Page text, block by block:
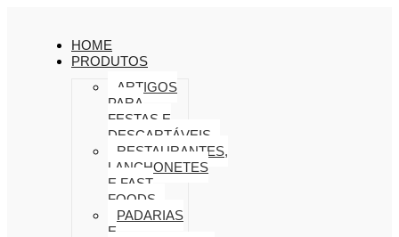
HOME
PRODUTOS
ARTIGOS
PARA
FESTAS E
DESCARTÁVEIS
RESTAURANTES,
LANCHONETES
E FAST
FOODS
PADARIAS
E